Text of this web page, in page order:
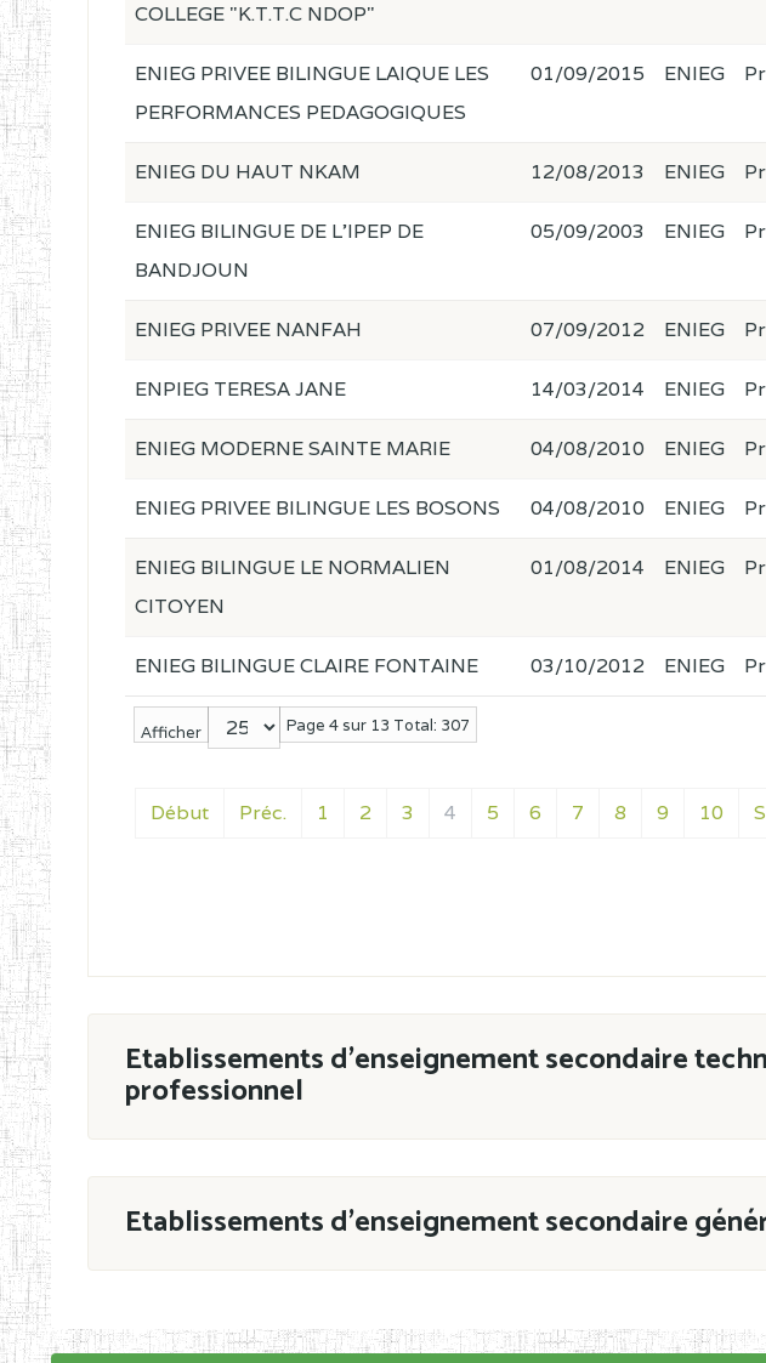
Afficher Page 4 sur 13 Total: 307
Début Préc. 1 2 3 4 5 6 7 8 9 10
COLLEGE "K.T.T.C NDOP"
ENIEG PRIVEE BILINGUE LAIQUE LES
PERFORMANCES PEDAGOGIQUES
01/09/2015 ENIEG
ENIEG DU HAUT NKAM 12/08/2013 ENIEG
ENIEG BILINGUE DE L'IPEP DE
BANDJOUN
05/09/2003 ENIEG
ENIEG PRIVEE NANFAH 07/09/2012 ENIEG
ENPIEG TERESA JANE 14/03/2014 ENIEG
ENIEG MODERNE SAINTE MARIE 04/08/2010 ENIEG
ENIEG PRIVEE BILINGUE LES BOSONS 04/08/2010 ENIEG
ENIEG BILINGUE LE NORMALIEN
CITOYEN
01/08/2014 ENIEG
ENIEG BILINGUE CLAIRE FONTAINE 03/10/2012 ENIEG
Etablissements d'enseignement secondaire
professionnel
ESTP
Etablissements d'enseignement secondaire
En application de la Décision N°90/11/MINESEC/CAB du 21 mars